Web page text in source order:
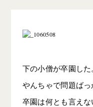
下の小僧が卒園した
やんちゃで問題ば
卒園は何とも言えな